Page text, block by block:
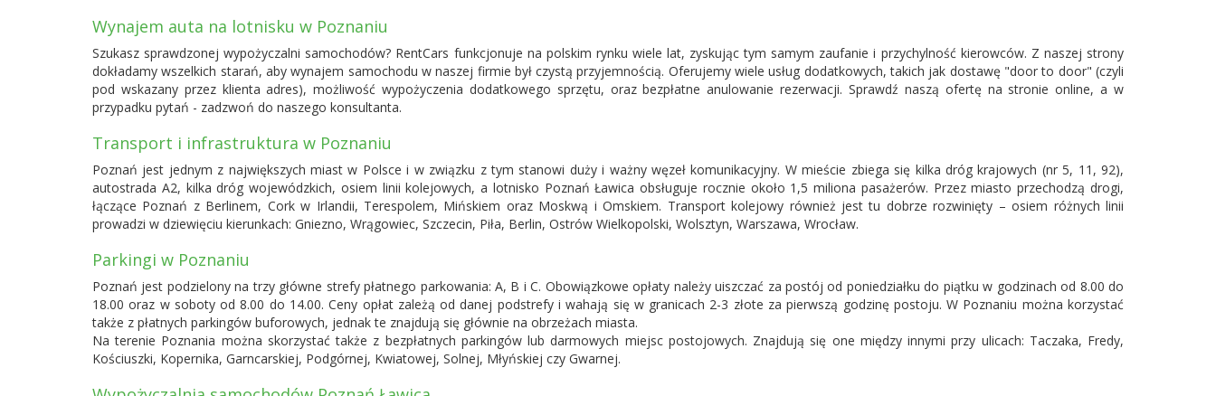
Wynajem auta na lotnisku w Poznaniu
Szukasz sprawdzonej wypożyczalni samochodów? RentCars funkcjonuje na polskim rynku wiele lat, zyskując tym samym zaufanie i przychylność kierowców. Z naszej strony
dokładamy wszelkich starań, aby wynajem samochodu w naszej firmie był czystą przyjemnością. Oferujemy wiele usług dodatkowych, takich jak dostawę "door to door" (czyli
pod wskazany przez klienta adres), możliwość wypożyczenia dodatkowego sprzętu, oraz bezpłatne anulowanie rezerwacji. Sprawdź naszą ofertę na stronie online, a w
przypadku pytań - zadzwoń do naszego konsultanta.
Transport i infrastruktura w Poznaniu
Poznań jest jednym z największych miast w Polsce i w związku z tym stanowi duży i ważny węzeł komunikacyjny. W mieście zbiega się kilka dróg krajowych (nr 5, 11, 92),
autostrada A2, kilka dróg wojewódzkich, osiem linii kolejowych, a lotnisko Poznań Ławica obsługuje rocznie około 1,5 miliona pasażerów. Przez miasto przechodzą drogi,
łączące Poznań z Berlinem, Cork w Irlandii, Terespolem, Mińskiem oraz Moskwą i Omskiem. Transport kolejowy również jest tu dobrze rozwinięty – osiem różnych linii
prowadzi w dziewięciu kierunkach: Gniezno, Wrągowiec, Szczecin, Piła, Berlin, Ostrów Wielkopolski, Wolsztyn, Warszawa, Wrocław.
Parkingi w Poznaniu
Poznań jest podzielony na trzy główne strefy płatnego parkowania: A, B i C. Obowiązkowe opłaty należy uiszczać za postój od poniedziałku do piątku w godzinach od 8.00 do
18.00 oraz w soboty od 8.00 do 14.00. Ceny opłat zależą od danej podstrefy i wahają się w granicach 2-3 złote za pierwszą godzinę postoju. W Poznaniu można korzystać
także z płatnych parkingów buforowych, jednak te znajdują się głównie na obrzeżach miasta.
Na terenie Poznania można skorzystać także z bezpłatnych parkingów lub darmowych miejsc postojowych. Znajdują się one między innymi przy ulicach: Taczaka, Fredy,
Kościuszki, Kopernika, Garncarskiej, Podgórnej, Kwiatowej, Solnej, Młyńskiej czy Gwarnej.